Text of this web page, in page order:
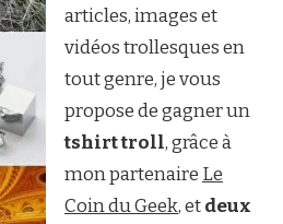
articles, images et
vidéos trollesques en
tout genre, je vous
propose de gagner un
tshirt troll, grâce à
mon partenaire Le
Coin du Geek, etdeux